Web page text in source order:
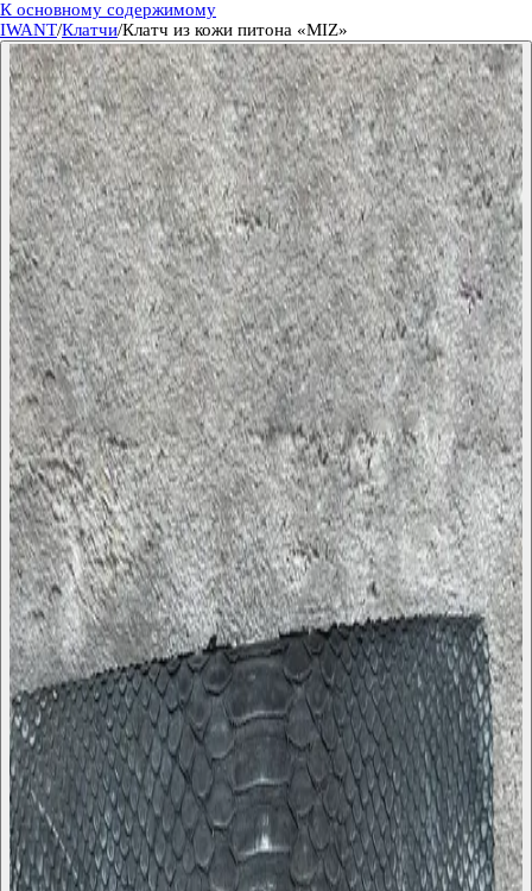
К основному содержимому
IWANT/Клатчи/Клатч из кожи питона «MIZ»